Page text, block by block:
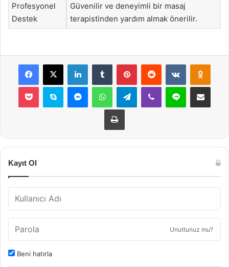
Profesyonel
Destek
Güvenilir ve deneyimli bir masaj
terapistinden yardım almak önerilir.
Facebook
X LinkedInTumblr PinterestReddit VKontakte
Pocket Skype MessengerWhatsAppTelegramViber Line E-Posta ile
Yazdır
Kayıt Ol
Unuttunuz mu?
Beni hatırla